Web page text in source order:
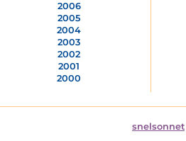
2006
2005
2004
2003
2002
2001
2000
snelsonnet